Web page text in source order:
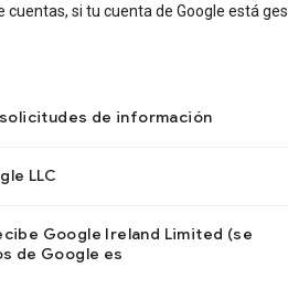
si tu cuenta de Google está
de información
LLC
Google Ireland Limited (se
de Google es